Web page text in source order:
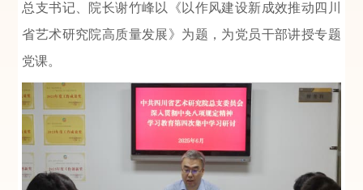
总支书记、院长谢竹峰以《以作风建设新成效推动四川
省艺术研究院高质量发展》为题，为党员干部讲授专题
党课。